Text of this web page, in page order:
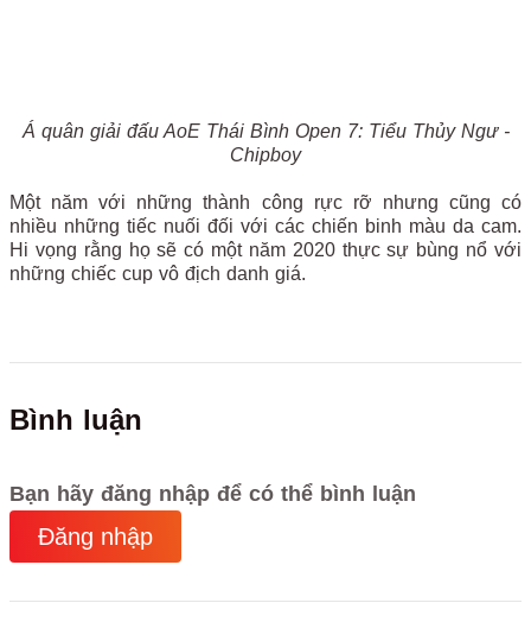
Á quân giải đấu AoE Thái Bình Open 7: Tiểu Thủy Ngư -
Chipboy
Một năm với những thành công rực rỡ nhưng cũng có
nhiều những tiếc nuối đối với các chiến binh màu da cam.
Hi vọng rằng họ sẽ có một năm 2020 thực sự bùng nổ với
những chiếc cup vô địch danh giá.
Bình luận
Bạn hãy đăng nhập để có thể bình luận
Đăng nhập